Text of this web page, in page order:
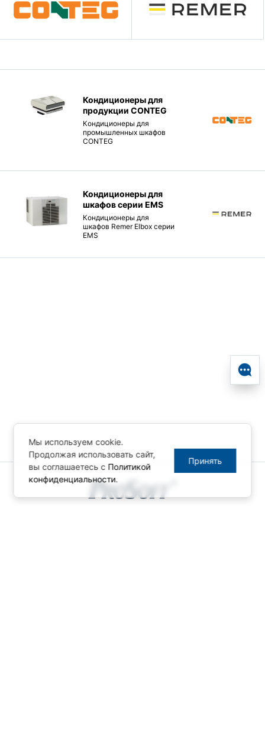
Кондиционеры для
продукции CONTEG
Кондиционеры для
промышленных шкафов
CONTEG
Кондиционеры для
шкафов серии EMS
Кондиционеры для
шкафов Remer Elbox серии
EMS
Мы используем cookie.
Продолжая использовать сайт,
вы соглашаетесь с Политикой
конфиденциальности.
Принять